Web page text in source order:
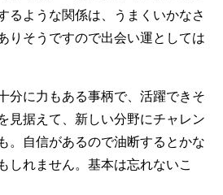
るような関係は、うまくいかなさ
りそうですので出会い運としては
分に力もある事柄で、活躍できそ
見据えて、新しい分野にチャレン
。自信があるので油断するとかな
しれません。基本は忘れないこ